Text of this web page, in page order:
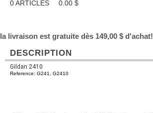
0ARTICLES 0.00 $
la livraison est gratuite dès 149,00 $ d'achat!
DESCRIPTION
Gildan 2410
Reference: G241, G2410